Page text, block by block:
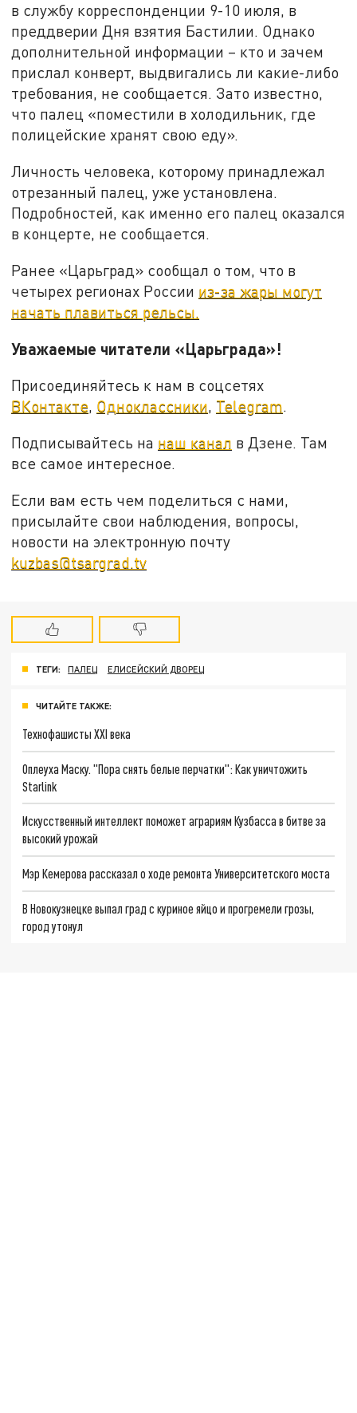
в службу корреспонденции 9-10 июля, в
преддверии Дня взятия Бастилии. Однако
дополнительной информации – кто и зачем
прислал конверт, выдвигались ли какие-либо
требования, не сообщается. Зато известно,
что палец «поместили в холодильник, где
полицейские хранят свою еду».
Личность человека, которому принадлежал
отрезанный палец, уже установлена.
Подробностей, как именно его палец оказался
в концерте, не сообщается.
Ранее «Царьград» сообщал о том, что в
четырех регионах России из-за жары могут
начать плавиться рельсы.
Уважаемые читатели «Царьграда»!
Присоединяйтесь к нам в соцсетях
ВКонтакте, Одноклассники, Telegram.
Подписывайтесь на наш канал в Дзене. Там
все самое интересное.
Если вам есть чем поделиться с нами,
присылайте свои наблюдения, вопросы,
новости на электронную почту
kuzbas@tsargrad.tv
ТЕГИ: ПАЛЕЦ ЕЛИСЕЙСКИЙ ДВОРЕЦ
ЧИТАЙТЕ ТАКЖЕ:
Технофашисты XXI века
Оплеуха Маску. "Пора снять белые перчатки": Как уничтожить
Starlink
Искусственный интеллект поможет аграриям Кузбасса в битве за
высокий урожай
Мэр Кемерова рассказал о ходе ремонта Университетского моста
В Новокузнецке выпал град с куриное яйцо и прогремели грозы,
город утонул